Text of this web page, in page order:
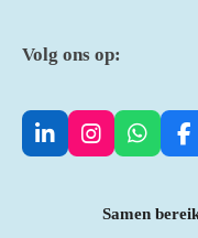
Volg ons op:
L
I
W
F
e
Samen